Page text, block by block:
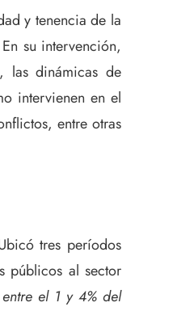
y tenencia de la
su intervención,
las dinámicas de
intervienen en el
entre otras
tres períodos
públicos al sector
el 1 y 4% del